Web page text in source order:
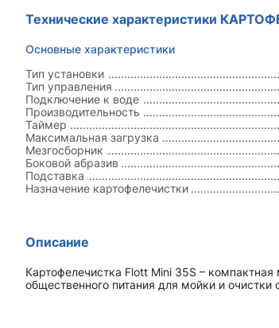
Технические характеристики
Основные характеристики
Тип установки
Тип управления
Подключение к воде
Производительность
Таймер
Максимальная загрузка
Мезгосборник
Боковой абразив
Подставка
Назначение картофелечистки
Описание
Картофелечистка Flott Mini 35S –
общественного питания для мойки и